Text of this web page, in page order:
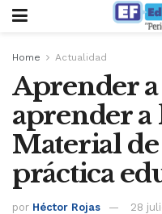
Home Actualidad
Aprender a
aprender a
Material
práctica
por Héctor Rojas 28